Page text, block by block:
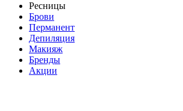
Ресницы
Брови
Перманент
Депиляция
Макияж
Бренды
Акции